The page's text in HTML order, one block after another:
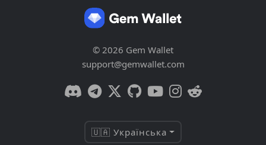
© 2026 Gem Wallet
support@gemwallet.com
🇺🇦 Українська